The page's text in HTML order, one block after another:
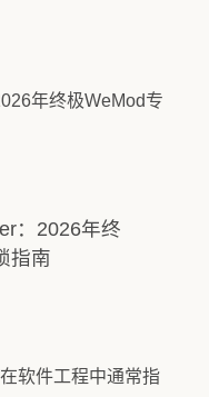
：2026年终
指南